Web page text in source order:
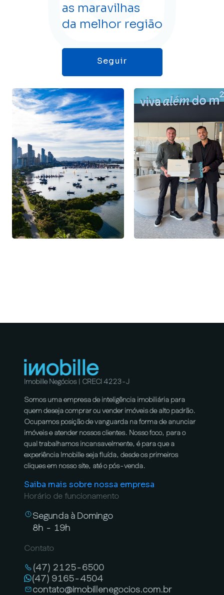
as maravilhas
da melhor região
Seguir
Imobille Negócios | CRECI 4223-J
Somos uma empresa de inteligência imobiliária para
quem deseja comprar ou vender imóveis de alto padrão.
Ocupamos posição de vanguarda na forma de anunciar
imóveis e atender nossos clientes. Nosso foco, para o
qual trabalhamos incansavelmente, é para que a
experiência Imobille seja fluída, desde os primeiros
cliques em nosso site, até o pós-venda.
Saiba mais sobre nossa empresa
Horário de funcionamento
Segunda à Domingo
8h - 19h
Contato
(47) 2125-6500
(47) 9165-4504
contato@imobillenegocios.com.br